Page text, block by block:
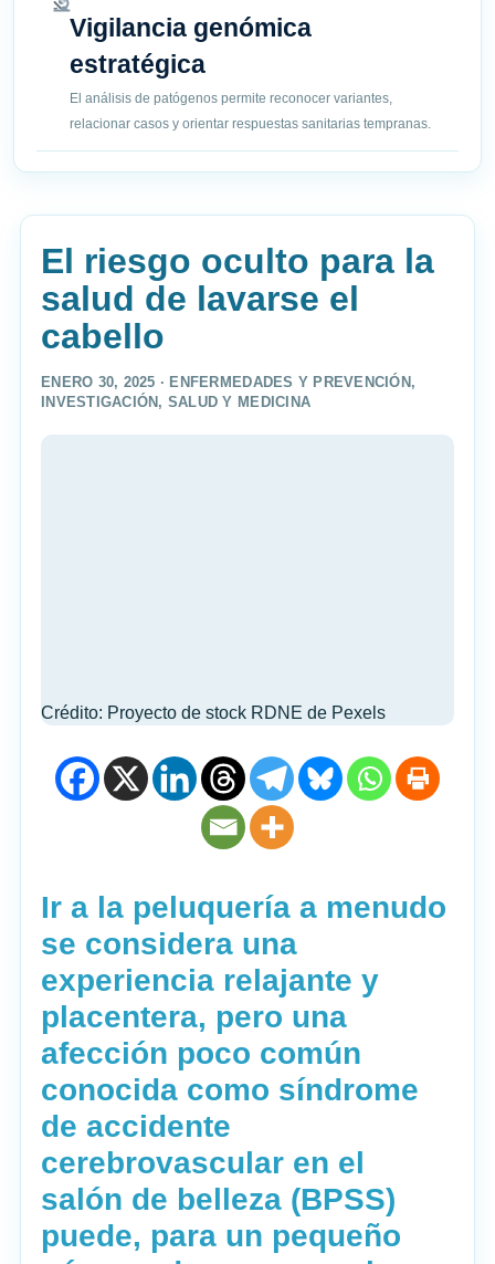
Vigilancia genómica
estratégica
El análisis de patógenos permite reconocer variantes,
relacionar casos y orientar respuestas sanitarias tempranas.
El riesgo oculto para la
salud de lavarse el
cabello
ENERO 30, 2025 · ENFERMEDADES Y PREVENCIÓN ,
INVESTIGACIÓN , SALUD Y MEDICINA
Crédito: Proyecto de stock RDNE de Pexels
Ir a la peluquería a menudo
se considera una
experiencia relajante y
placentera, pero una
afección poco común
conocida como síndrome
de accidente
cerebrovascular en el
salón de belleza (BPSS)
puede, para un pequeño